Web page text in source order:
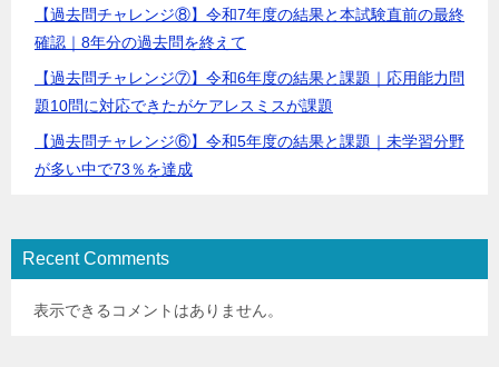
【過去問チャレンジ⑧】令和7年度の結果と本試験直前の最終
確認｜8年分の過去問を終えて
【過去問チャレンジ⑦】令和6年度の結果と課題｜応用能力問
題10問に対応できたがケアレスミスが課題
【過去問チャレンジ⑥】令和5年度の結果と課題｜未学習分野
が多い中で73％を達成
Recent Comments
表示できるコメントはありません。